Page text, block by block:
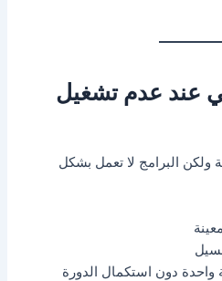
عند عدم تشغيل
ولكن البرامج لا تعمل بشكل
واحدة دون استكمال الدورة